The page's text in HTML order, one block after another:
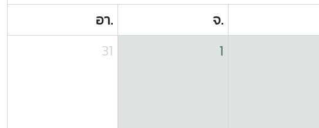
อา.
จ.
31
1